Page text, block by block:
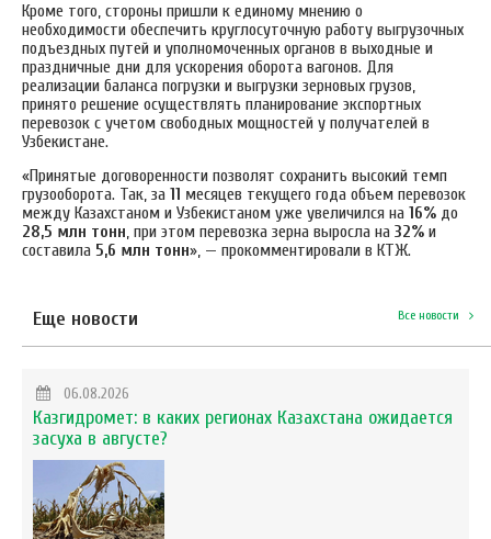
Кроме того, стороны пришли к единому мнению о
необходимости обеспечить круглосуточную работу выгрузочных
подъездных путей и уполномоченных органов в выходные и
праздничные дни для ускорения оборота вагонов. Для
реализации баланса погрузки и выгрузки зерновых грузов,
принято решение осуществлять планирование экспортных
перевозок с учетом свободных мощностей у получателей в
Узбекистане.
«Принятые договоренности позволят сохранить высокий темп
грузооборота. Так, за 11 месяцев текущего года объем перевозок
между Казахстаном и Узбекистаном уже увеличился на 16% до
28,5 млн тонн, при этом перевозка зерна выросла на 32% и
составила 5,6 млн тонн», — прокомментировали в КТЖ.
Еще новости Все новости
06.08.2026
Казгидромет: в каких регионах Казахстана ожидается
засуха в августе?